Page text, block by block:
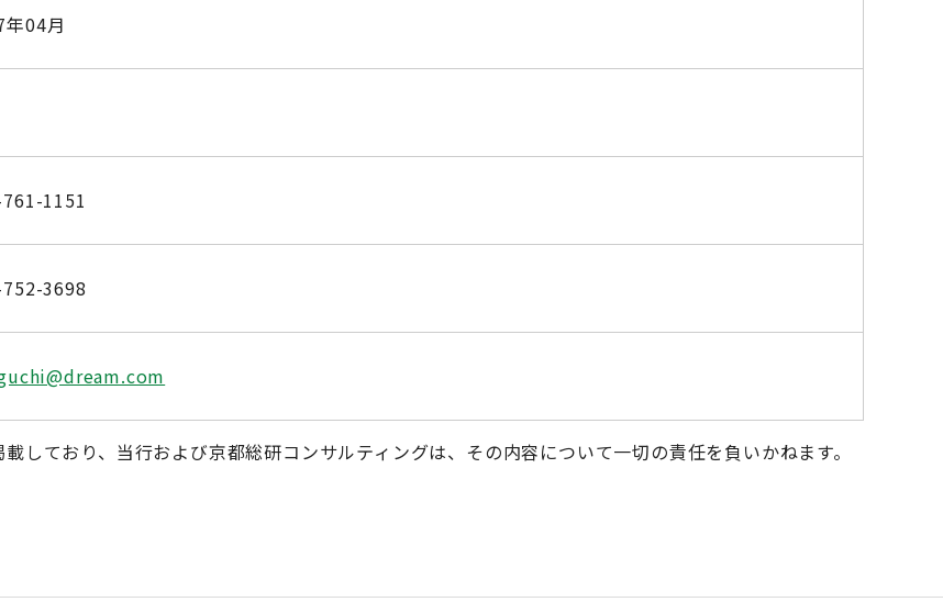
年04月
1151
3698
しており、当行および京都総研コンサルティングは、その内容について一切の責任を負いかねます。